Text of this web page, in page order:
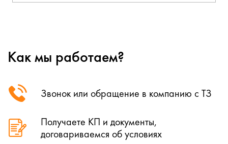
Как мы работаем?
Звонок или обращение в компанию с ТЗ
Получаете КП и документы,
договариваемся об условиях